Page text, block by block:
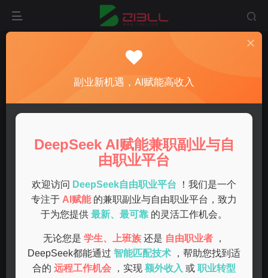
适合女性的高收益副业项目推荐
关注 私信
随着经济的发展和生活成本的增加，很多女性开始寻找适合
自己的副业项目。副业不仅可以增加收入，还能够丰富生
活。哪些副业项目适合女性呢？本文将为您推荐一些高收益
的副业项目。
自媒体是近年来一个热门的副业选择。通过开设微信公众
副业新机遇，AI赋能高收入
DeepSeek AI赋能兼职副业与自
由职业平台
欢迎访问 DeepSeek自由职业平台
！我们是一个
专注于 AI赋能 的兼职副业与自由职业平台，致力
于为您提供 最新、最可靠 的灵活工作机会。
无论您是 学生、上班族 还是 自由职业者
，
DeepSeek都能通过 智能匹配技术
，帮助您找到适
合的 远程工作机会 ，实现 额外收入 或 职业转型